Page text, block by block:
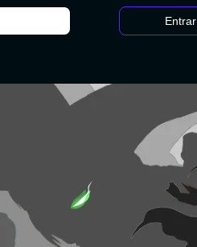
Entrar